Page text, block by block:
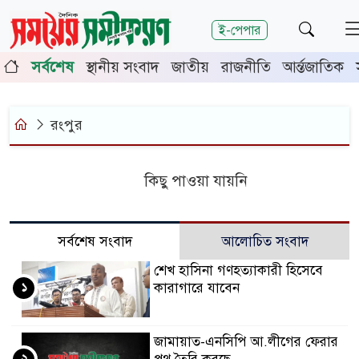
ই-পেপার
শিরোনাম
বিক্রি
প্রশাসনে অনুপ্রবেশ ঠেকাতে কঠোর হচ্ছে
সর্বশেষ স্থানীয় সংবাদ জাতীয় রাজনীতি আর্ন্তজাতিক
রংপুর
কিছু পাওয়া যায়নি
সর্বশেষ সংবাদ
আলোচিত সংবাদ
শেখ হাসিনা গণহত্যাকারী হিসেবে
কারাগারে যাবেন
১
জামায়াত-এনসিপি আ.লীগের ফেরার